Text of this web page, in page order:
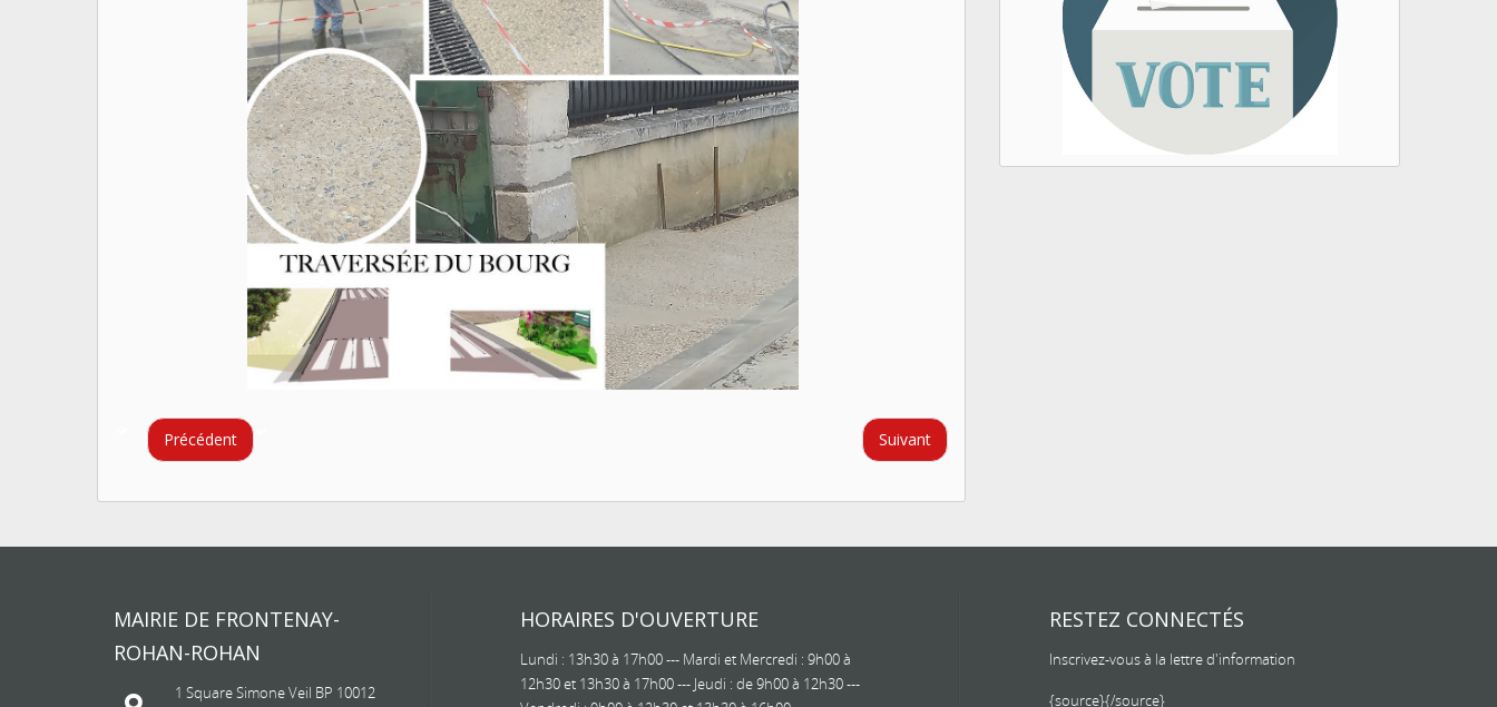
Précédent Suivant
MAIRIE DE FRONTENAY-
ROHAN-ROHAN
1 Square Simone Veil BP 10012
HORAIRES D'OUVERTURE
Lundi : 13h30 à 17h00 --- Mardi et Mercredi : 9h00 à
12h30 et 13h30 à 17h00 --- Jeudi : de 9h00 à 12h30 ---
RESTEZ CONNECTÉS
Inscrivez-vous à la lettre d'information
{source}{/source}